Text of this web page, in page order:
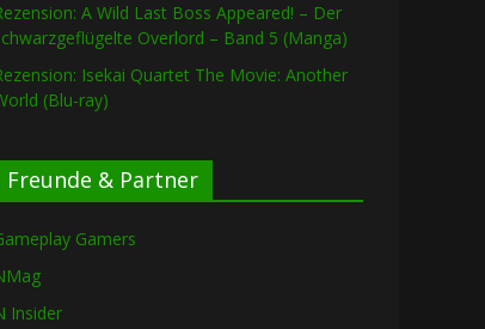
A Wild Last Boss Appeared! – Der
Overlord – Band 5 (Manga)
Isekai Quartet The Movie: Another
(Blu-ray)
Freunde & Partner
Gamers
Insider